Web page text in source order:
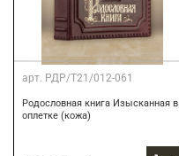
арт. РДР/Т21/012-061
Родословная книга Изысканная в
оплетке (кожа)